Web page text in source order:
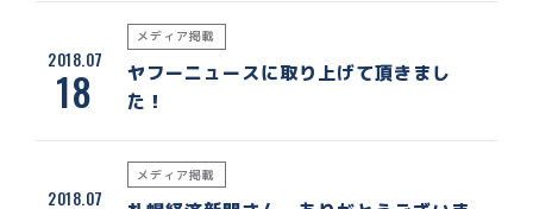
2018.07
18
メディア掲載
ヤフーニュースに取り上げて頂きまし
た！
2018.07
メディア掲載